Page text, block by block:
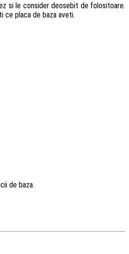
si le consider deosebit de folositoare.
ce placa de baza aveti.
de baza.